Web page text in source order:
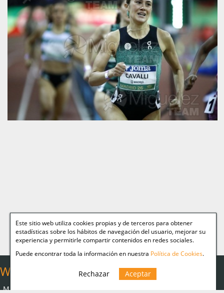
Este sitio web utiliza cookies propias y de terceros para obtener
estadísticas sobre los hábitos de navegación del usuario, mejorar su
experiencia y permitirle compartir contenidos en redes sociales.
Puede encontrar toda la información en nuestra Política de Cookies.
Rechazar Aceptar
Web Relacionadas
Miguelez TEAM